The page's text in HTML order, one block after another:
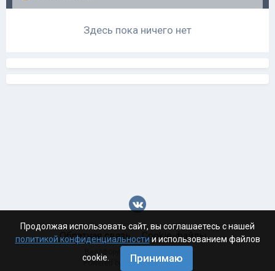
Здесь пока ничего нет
Обратная связь Cookie-файлы
Велофорум Волгограда - 2026
Powered by Invision Community
Продолжая использовать сайт, вы соглашаетесь с нашей
политикой конфиденциальности и использованием файлов
cookie.
Принимаю